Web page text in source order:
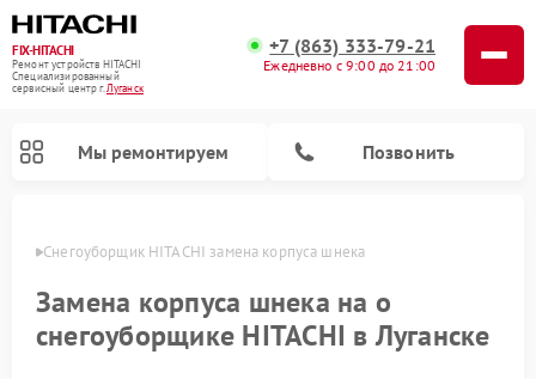
FIX-HITACHI
Ремонт устройств HITACHI
Специализированный
cервисный центр г.Луганск
+7 (863) 333-79-21
Ежедневно с 9:00 до 21:00
Мы ремонтируем Позвонить
Снегоуборщик HITACHI замена корпуса шнека
Замена корпуса шнека на о
снегоуборщике HITACHI в Луганске